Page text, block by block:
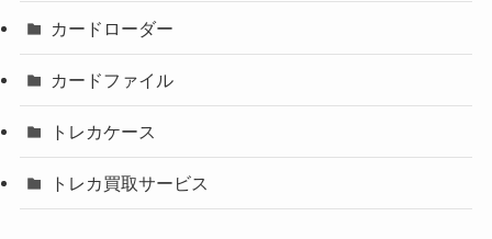
カードローダー
カードファイル
トレカケース
トレカ買取サービス